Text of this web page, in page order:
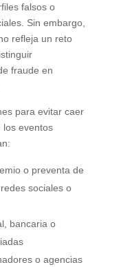
falsos o
Sin embargo,
refleja un reto
fraude en
para evitar caer
los eventos
o preventa de
sociales o
bancaria o
o agencias